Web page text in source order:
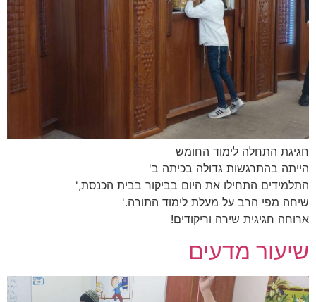
חגיגת התחלה לימוד החומש
הייתה בהתרגשות גדולה בכיתה ב'
התלמידים התחילו את היום בביקור בבית הכנסת,'
שיחה מפי הרב על מעלת לימוד התורה.'
ארוחה חגיגית שירה וריקודים!
שיעור מדעים